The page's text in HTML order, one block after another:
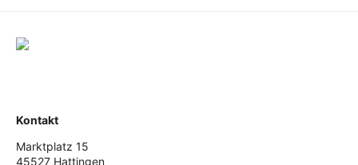
Kontakt
Marktplatz 15
45527 Hattingen